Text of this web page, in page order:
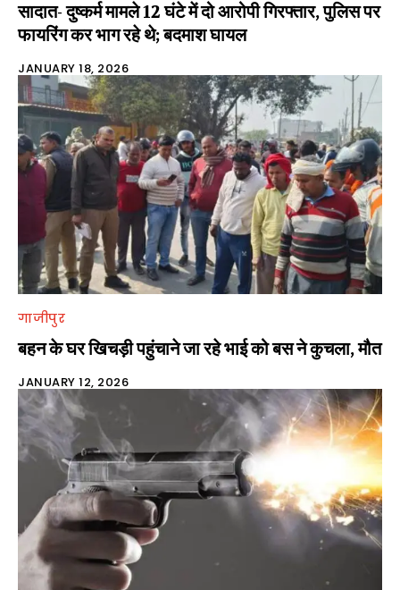
सादात- दुष्कर्म मामले 12 घंटे में दो आरोपी गिरफ्तार, पुलिस पर
फायरिंग कर भाग रहे थे; बदमाश घायल
JANUARY 18, 2026
गाजीपुर
बहन के घर खिचड़ी पहुंचाने जा रहे भाई को बस ने कुचला, मौत
JANUARY 12, 2026